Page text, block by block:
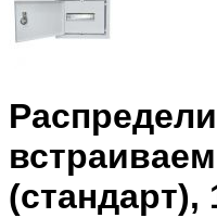
(стандарт),